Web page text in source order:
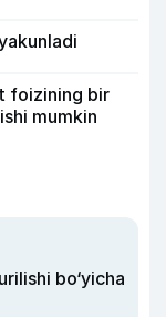
foizining bir
mumkin
bo‘yicha